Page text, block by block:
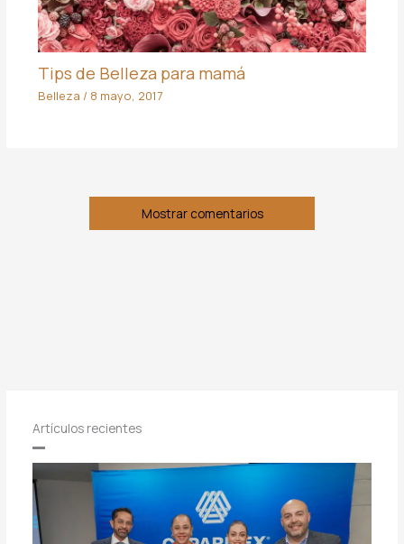
Tips de Belleza para mamá
Belleza / 8 mayo, 2017
Mostrar comentarios
Artículos recientes